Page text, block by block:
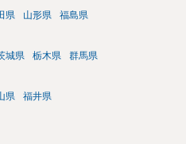
県 山形県 福島県
城県 栃木県 群馬県
県 福井県